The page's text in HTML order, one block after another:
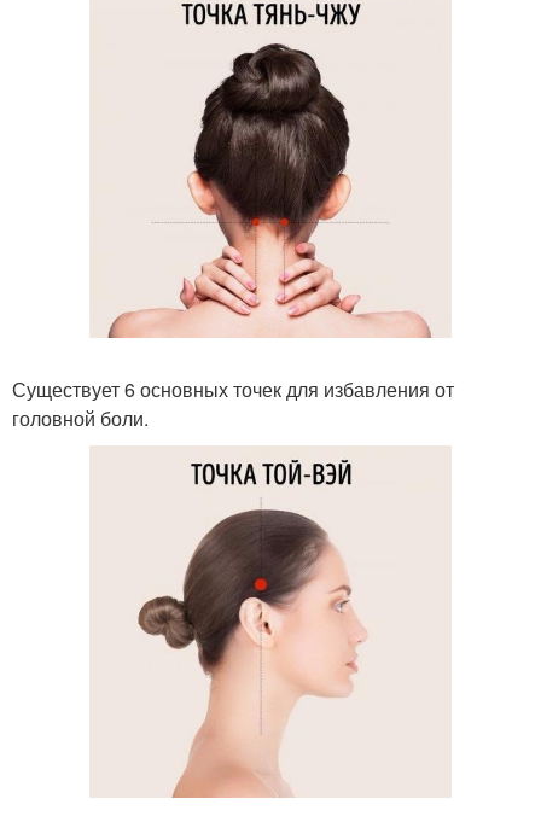
Существует 6 основных точек для избавления от
головной боли.